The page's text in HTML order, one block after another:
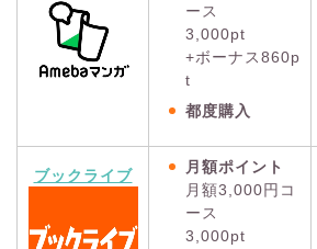
ース
3,000pt
+ボーナス860p
t
都度購入
ブックライブ
月額ポイント
月額3,000円コ
ース
3,000pt